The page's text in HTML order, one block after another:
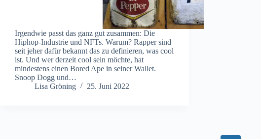
Irgendwie passt das ganz gut zusammen: Die
Hiphop-Industrie und NFTs. Warum? Rapper sind
seit jeher dafür bekannt das zu definieren, was cool
ist. Und wer derzeit cool sein möchte, hat
mindestens einen Bored Ape in seiner Wallet.
Snoop Dogg und…
Lisa Gröning
25. Juni 2022